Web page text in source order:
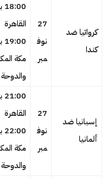
كرواتيا ضد
كندا
27
نوف
مبر
القاهرة
مكة
والدوحة
إسبانيا ضد
ألمانيا
27
نوف
مبر
القاهرة
مكة
والدوحة